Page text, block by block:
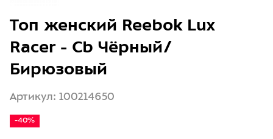
Топ женский Reebok Lux
Racer - Cb Чёрный/
Бирюзовый
Артикул: 100214650
-40%